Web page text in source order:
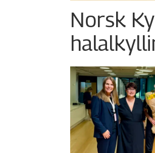
Norsk